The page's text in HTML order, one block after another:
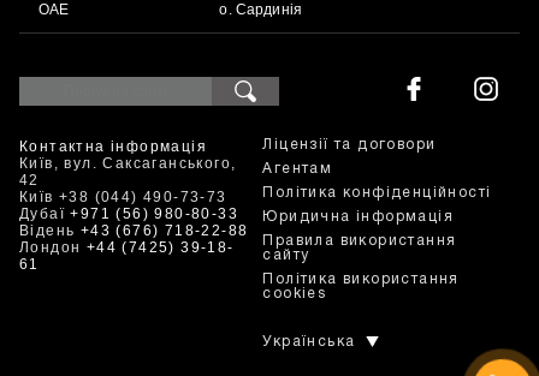
ОАЕ
о. Сардинія
Контактна інформація
Київ, вул. Саксаганського,
42
Київ +38 (044) 490-73-73
Дубаї+971 (56) 980-80-33
Відень +43 (676) 718-22-88
Лондон +44 (7425) 39-18-
61
Ліцензії та договори
Агентам
Політика конфіденційності
Юридична інформація
Правила використання
сайту
Політика використання
cookies
Українська